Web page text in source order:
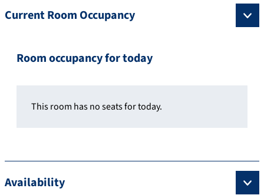
Current Room Occupancy
Room occupancy for today
This room has no seats for today.
Availability